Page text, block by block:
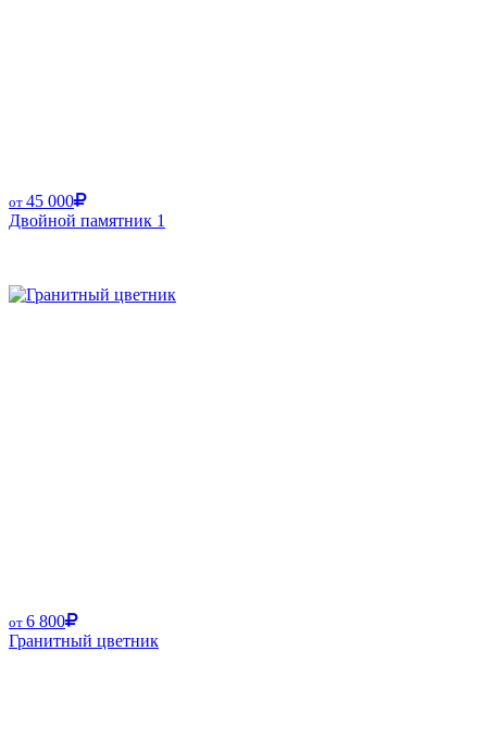
от 45 000
Двойной памятник 1
от 6 800
Гранитный цветник